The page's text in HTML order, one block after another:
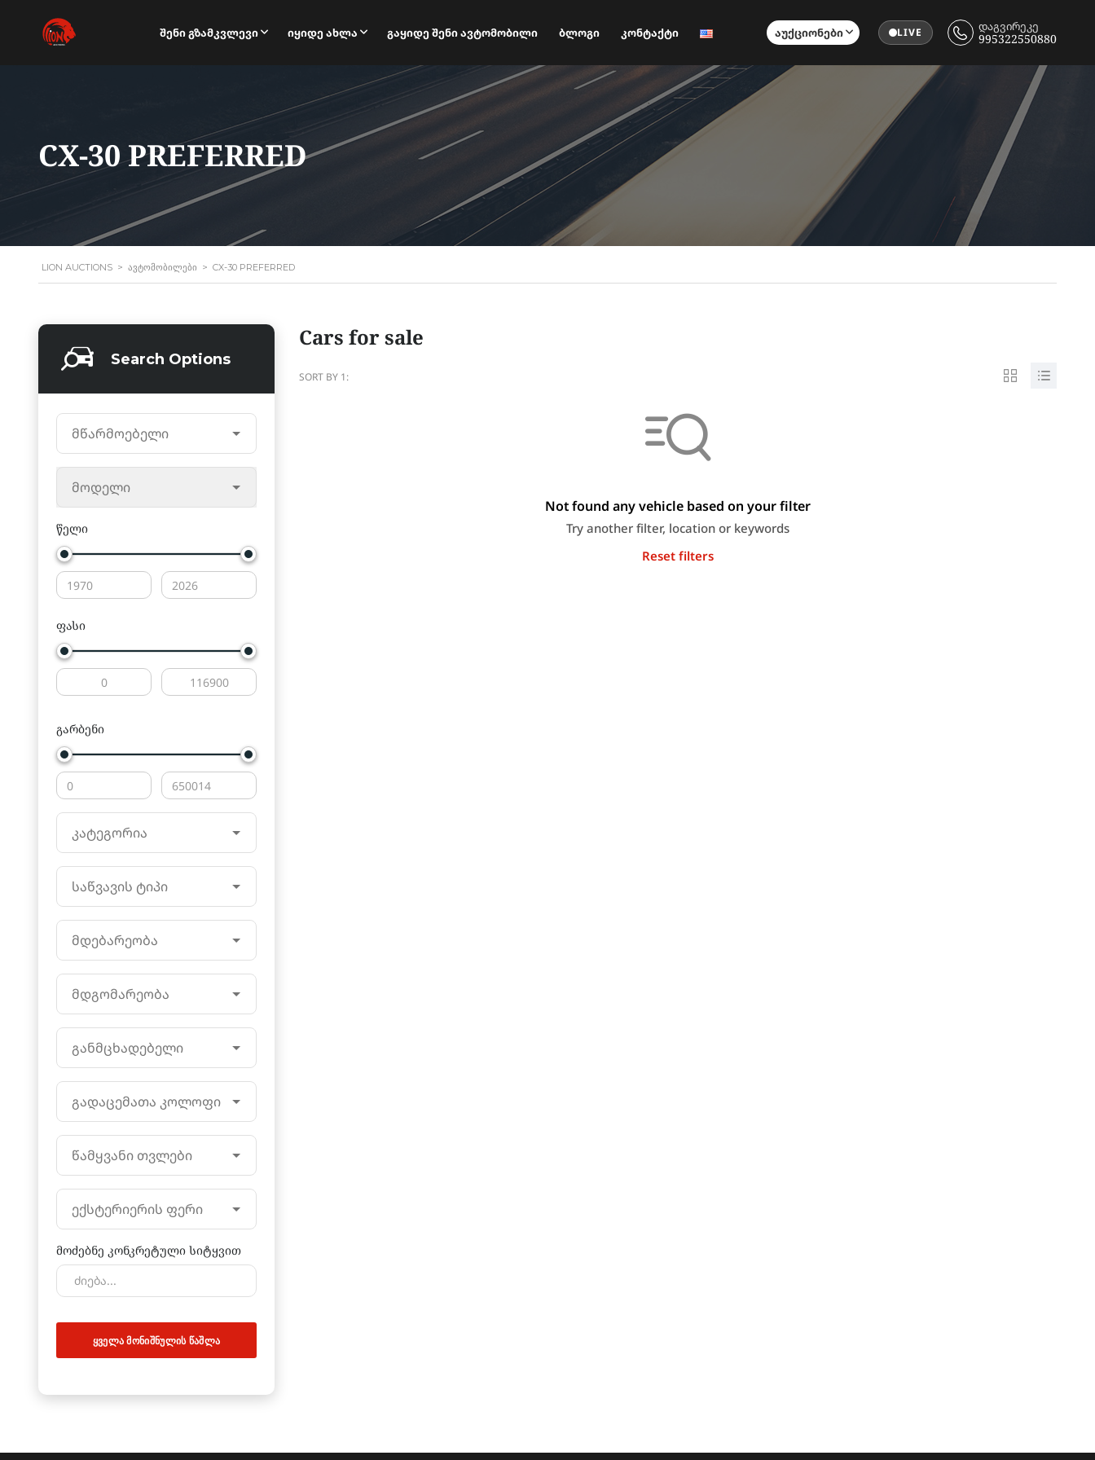
Შენი Გზამკვლევი Იყიდე Ახლა Გაყიდე Შენი Ავტომობილი Ბლოგი Კონტაქტი Აუქციონები LIVE დაგვირეკე
995322550880
CX-30 PREFERRED
LION AUCTIONS > ᲐᲕᲢᲝᲛᲝᲑᲘᲚᲔᲑᲘ > CX-30 PREFERRED
Search Options
მწარმოებელი
მოდელი
წელი
ფასი
გარბენი
კატეგორია
საწვავის ტიპი
მდებარეობა
მდგომარეობა
განმცხადებელი
გადაცემათა კოლოფი
წამყვანი თვლები
ექსტერიერის ფერი
მოძებნე კონკრეტული სიტყვით
ᲧᲕᲔᲚᲐ ᲛᲝᲜᲘᲨᲜᲣᲚᲘᲡ ᲬᲐᲨᲚᲐ
Cars for sale
SORT BY 1:
Not found any vehicle based on your filter
Try another filter, location or keywords
Reset filters